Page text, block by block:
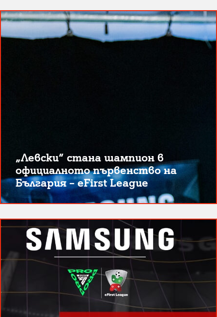
„Левски“ стана шампион в
официалното първенство на
България – eFirst League